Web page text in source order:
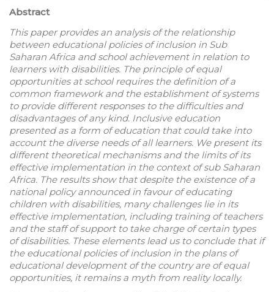
Abstract
This paper provides an analysis of the relationship
between educational policies of inclusion in Sub
Saharan Africa and school achievement in relation to
learners with disabilities. The principle of equal
opportunities at school requires the definition of a
common framework and the establishment of systems
to provide different responses to the difficulties and
disadvantages of any kind. Inclusive education
presented as a form of education that could take into
account the diverse needs of all learners. We present its
different theoretical mechanisms and the limits of its
effective implementation in the context of sub Saharan
Africa. The results show that despite the existence of a
national policy announced in favour of educating
children with disabilities, many challenges lie in its
effective implementation, including training of teachers
and the staff of support to take charge of certain types
of disabilities. These elements lead us to conclude that if
the educational policies of inclusion in the plans of
educational development of the country are of equal
opportunities, it remains a myth from reality locally.